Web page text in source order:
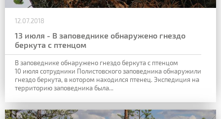
12.07.2018
13 июля - В заповеднике обнаружено гнездо
беркута с птенцом
В заповеднике обнаружено гнездо беркута с птенцом
10 июля сотрудники Полистовского заповедника обнаружили
гнездо беркута, в котором находился птенец. Экспедиция на
территорию заповедника была...